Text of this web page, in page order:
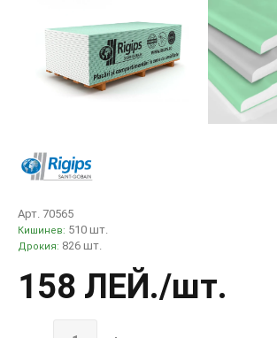
Арт. 70565
Кишинев: 510 шт.
Дрокия: 826 шт.
158 ЛЕЙ./шт.